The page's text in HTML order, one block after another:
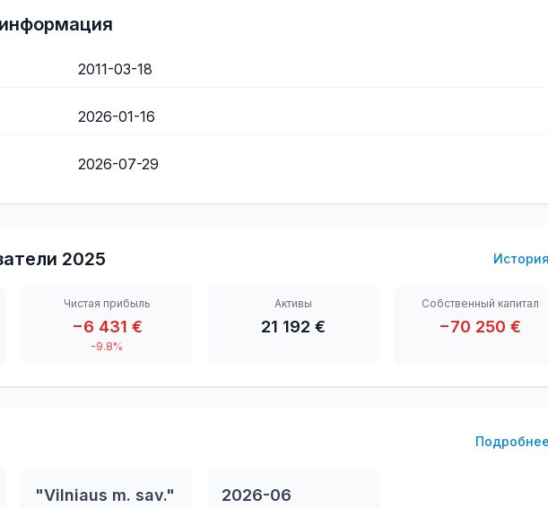
2011-03-18
2026-01-16
2026-07-29
2025 История
Чистая прибыль
−6 431 €
-9.8%
Активы
21 192 €
Собственный капитал
−70 250 €
Подробнее
"Vilniaus m. sav." 2026-06